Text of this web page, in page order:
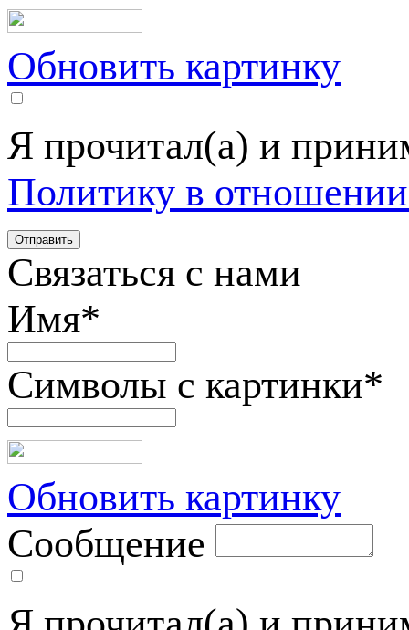
Обновить картинку
Я прочитал(а) и
Политику в
Связаться с нами
Имя*
Символы с картинки*
Обновить картинку
Сообщение